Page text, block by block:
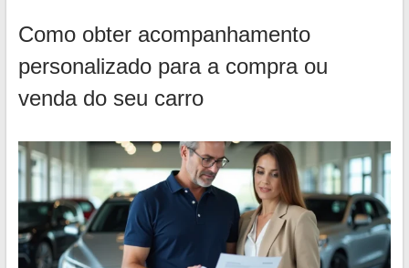
Como obter acompanhamento
personalizado para a compra ou
venda do seu carro